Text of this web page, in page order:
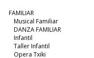
FAMILIAR
Musical Familiar
DANZA FAMILIAR
Infantil
Taller Infantil
Opera Txiki